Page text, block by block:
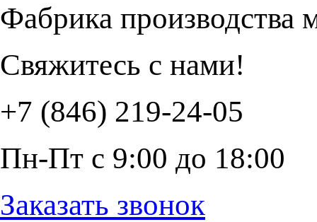
Фабрика производства
Свяжитесь с нами!
+7 (846) 219-24-05
Пн-Пт с 9:00 до 18:00
Заказать звонок